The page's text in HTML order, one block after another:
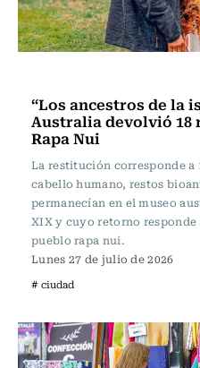
“Los ancestros de la
Australia devolvió 18
Rapa Nui
La restitución corresponde a
cabello humano, restos
permanecían en el museo
XIX y cuyo retorno responde
pueblo rapa nui.
Lunes 27 de julio de 2026
# ciudad